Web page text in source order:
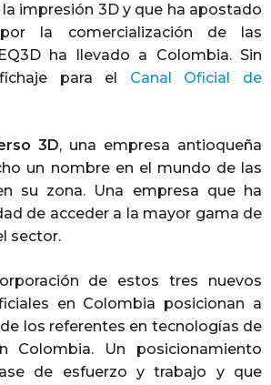
impresión 3D y que ha apostado
la comercialización de las
ha llevado a Colombia. Sin
para el Canal Oficial de
3D, una empresa antioqueña
un nombre en el mundo de las
su zona. Una empresa que ha
de acceder a la mayor gama de
sector.
de estos tres nuevos
en Colombia posicionan a
los referentes en tecnologías de
Colombia. Un posicionamiento
de esfuerzo y trabajo y que